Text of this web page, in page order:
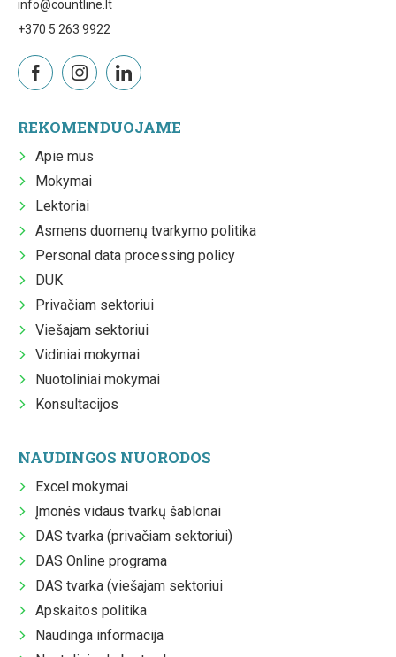
info@countline.lt
+370 5 263 9922
REKOMENDUOJAME
Apie mus
Mokymai
Lektoriai
Asmens duomenų tvarkymo politika
Personal data processing policy
DUK
Privačiam sektoriui
Viešajam sektoriui
Vidiniai mokymai
Nuotoliniai mokymai
Konsultacijos
NAUDINGOS NUORODOS
Excel mokymai
Įmonės vidaus tvarkų šablonai
DAS tvarka (privačiam sektoriui)
DAS Online programa
DAS tvarka (viešajam sektoriui
Apskaitos politika
Naudinga informacija